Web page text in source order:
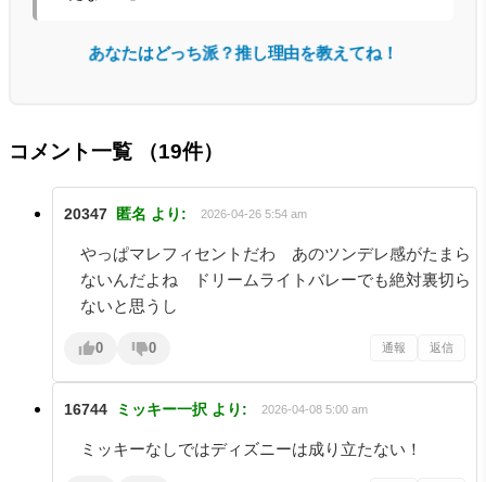
あなたはどっち派？推し理由を教えてね！
コメント一覧 （19件）
20347 匿名 より: 2026-04-26 5:54 am
やっぱマレフィセントだわ あのツンデレ感がたまら
ないんだよね ドリームライトバレーでも絶対裏切ら
ないと思うし
0 0 通報 返信
16744 ミッキー一択 より: 2026-04-08 5:00 am
ミッキーなしではディズニーは成り立たない！